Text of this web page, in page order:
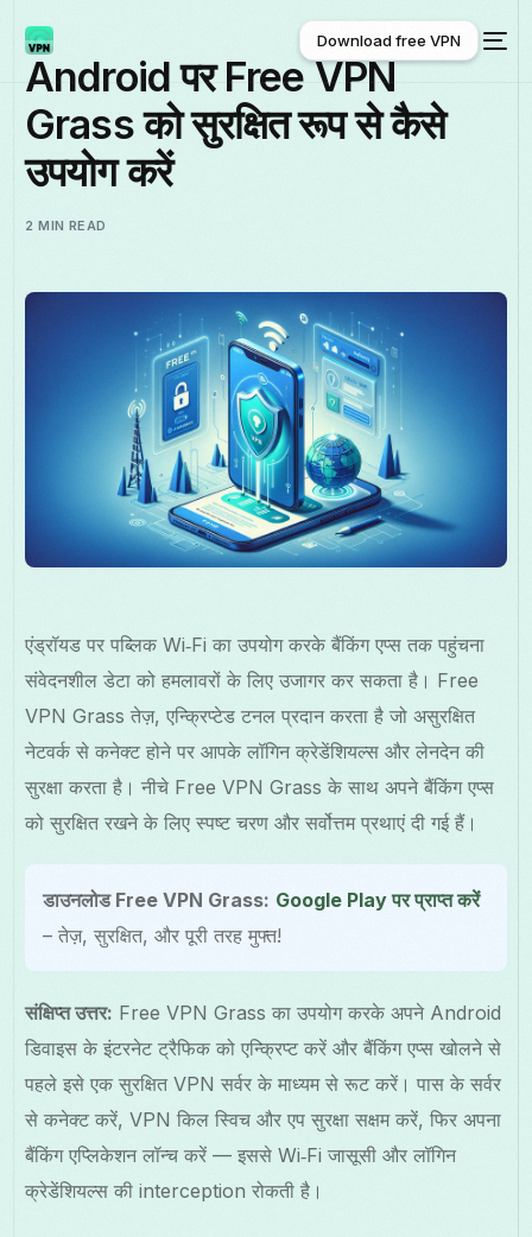
हिन्दी
Download free VPN
Download free VPN
Android पर Free VPN
Grass को सुरक्षित रूप से कैसे
उपयोग करें
2 MIN READ
एंड्रॉयड पर पब्लिक Wi‑Fi का उपयोग करके बैंकिंग एप्स तक पहुंचना
संवेदनशील डेटा को हमलावरों के लिए उजागर कर सकता है। Free
VPN Grass तेज़, एन्क्रिप्टेड टनल प्रदान करता है जो असुरक्षित
नेटवर्क से कनेक्ट होने पर आपके लॉगिन क्रेडेंशियल्स और लेनदेन की
सुरक्षा करता है। नीचे Free VPN Grass के साथ अपने बैंकिंग एप्स
को सुरक्षित रखने के लिए स्पष्ट चरण और सर्वोत्तम प्रथाएं दी गई हैं।
डाउनलोड Free VPN Grass: Google Play पर प्राप्त करें
– तेज़, सुरक्षित, और पूरी तरह मुफ्त!
संक्षिप्त उत्तर: Free VPN Grass का उपयोग करके अपने Android
डिवाइस के इंटरनेट ट्रैफिक को एन्क्रिप्ट करें और बैंकिंग एप्स खोलने से
पहले इसे एक सुरक्षित VPN सर्वर के माध्यम से रूट करें। पास के सर्वर
से कनेक्ट करें, VPN किल स्विच और एप सुरक्षा सक्षम करें, फिर अपना
बैंकिंग एप्लिकेशन लॉन्च करें — इससे Wi‑Fi जासूसी और लॉगिन
क्रेडेंशियल्स की interception रोकती है।